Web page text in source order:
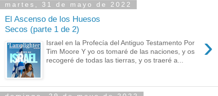
martes, 31 de mayo de 2022
El Ascenso de los Huesos
Secos (parte 1 de 2)
›
Israel en la Profecía del Antiguo Testamento Por
Tim Moore Y yo os tomaré de las naciones, y os
recogeré de todas las tierras, y os traeré a...